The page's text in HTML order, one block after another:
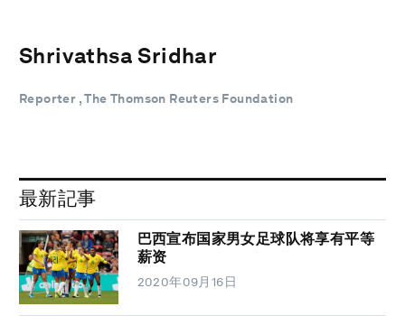
Shrivathsa Sridhar
Reporter , The Thomson Reuters Foundation
最新記事
巴西宣布国家男女足球队将享有平等
薪资
2020年09月16日